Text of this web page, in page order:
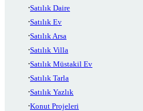
Satılık Daire
Satılık Ev
Satılık Arsa
Satılık Villa
Satılık Müstakil Ev
Satılık Tarla
Satılık Yazlık
Konut Projeleri